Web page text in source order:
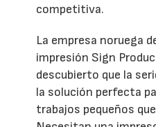
competitiva.
La empresa noruega
impresión Sign
descubierto que la
la solución perfecta
trabajos pequeños